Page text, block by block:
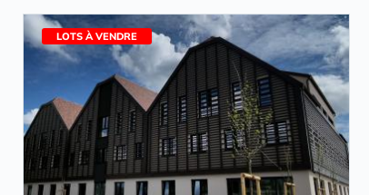
LOTS À VENDRE